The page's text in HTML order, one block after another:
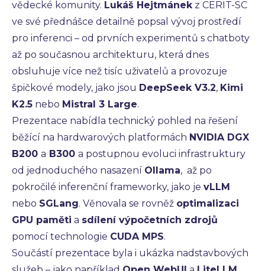
vědecké komunity. Lukáš Hejtmánekz CERIT-SC
ve své přednášce detailně popsal vývoj prostředí
pro inferenci – od prvních experimentů s chatboty
až po současnou architekturu, která dnes
obsluhuje více než tisíc uživatelů a provozuje
špičkové modely, jako jsou DeepSeek V3.2, Kimi
K2.5 nebo Mistral 3 Large.
Prezentace nabídla technický pohled na řešení
běžící na hardwarových platformách NVIDIA DGX
B200 a B300 a postupnou evoluci infrastruktury
od jednoduchého nasazení Ollama, až po
pokročilé inferenční frameworky, jako je vLLM
nebo SGLang. Věnovala se rovněž optimalizaci
GPU paměti a sdílení výpočetních zdrojů
pomocí technologie CUDA MPS.
Součástí prezentace byla i ukázka nadstavbových